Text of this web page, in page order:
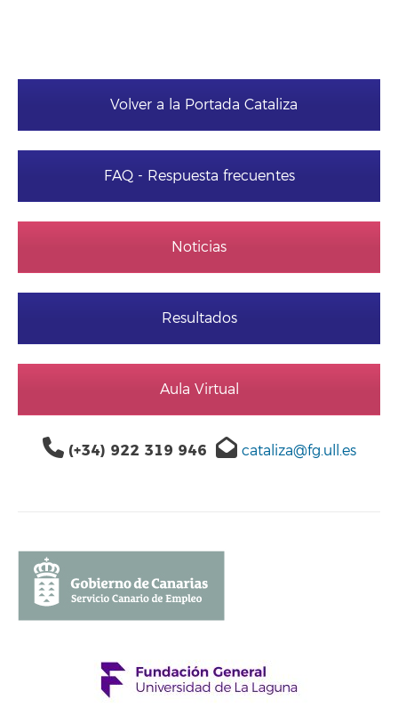
Volver a la Portada Cataliza
FAQ - Respuesta frecuentes
Noticias
Resultados
Aula Virtual
(+34) 922 319 946 cataliza@fg.ull.es